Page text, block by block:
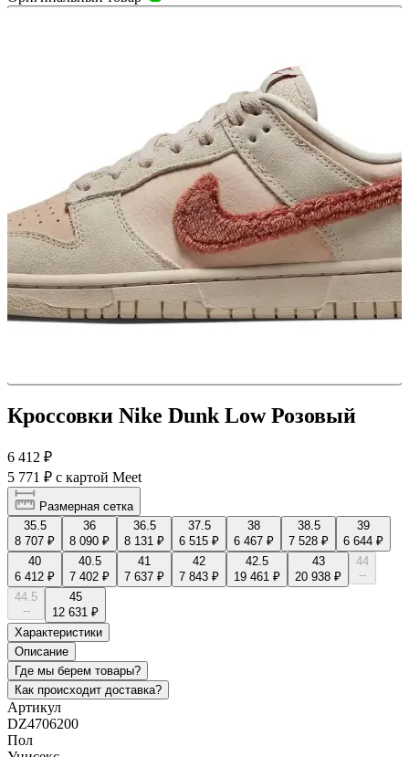
Кроссовки Nike Dunk Low Розовый
6 412 ₽
5 771 ₽ с картой Meet
Размерная сетка
35.5
8 707 ₽
36
8 090 ₽
36.5
8 131 ₽
37.5
6 515 ₽
38
6 467 ₽
38.5
7 528 ₽
39
6 644 ₽
40
6 412 ₽
40.5
7 402 ₽
41
7 637 ₽
42
7 843 ₽
42.5
19 461 ₽
43
20 938 ₽
44
--
44.5
--
45
12 631 ₽
Характеристики
Описание
Где мы берем товары?
Как происходит доставка?
Артикул
DZ4706200
Пол